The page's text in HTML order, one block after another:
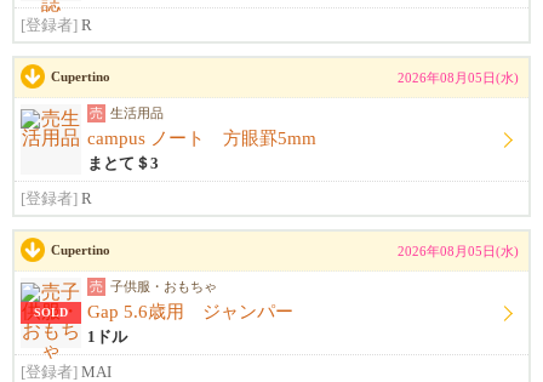
[登録者] R
Cupertino 2026年08月05日(水)
売 生活用品
campus ノート 方眼罫5mm
まとて＄3
[登録者] R
Cupertino 2026年08月05日(水)
SOLD
売 子供服・おもちゃ
Gap 5.6歳用 ジャンパー
1ドル
[登録者] MAI